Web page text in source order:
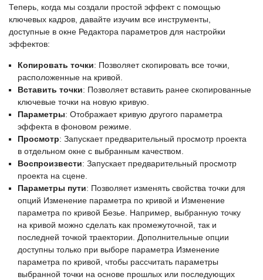
Теперь, когда мы создали простой эффект с помощью
ключевых кадров, давайте изучим все инструменты,
доступные в окне Редактора параметров для настройки
эффектов:
Копировать точки: Позволяет скопировать все точки,
расположенные на кривой.
Вставить точки: Позволяет вставить ранее скопированные
ключевые точки на новую кривую.
Параметры: Отображает кривую другого параметра
эффекта в фоновом режиме.
Просмотр: Запускает предварительный просмотр проекта
в отдельном окне с выбранным качеством.
Воспроизвести: Запускает предварительный просмотр
проекта на сцене.
Параметры пути: Позволяет изменять свойства точки для
опций Изменение параметра по кривой и Изменение
параметра по кривой Безье. Например, выбранную точку
на кривой можно сделать как промежуточной, так и
последней точкой траектории. Дополнительные опции
доступны только при выборе параметра Изменение
параметра по кривой, чтобы рассчитать параметры
выбранной точки на основе прошлых или последующих